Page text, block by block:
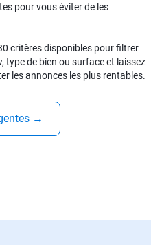
pour vous éviter de les
critères disponibles pour filtrer
type de bien ou surface et laissez
les annonces les plus rentables.
→